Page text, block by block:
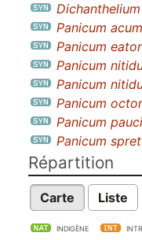
Panicum
Panicum
Panicum
Panicum
Panicum
Panicum
Panicum
Répartition
Carte Liste
INDIGÈNE